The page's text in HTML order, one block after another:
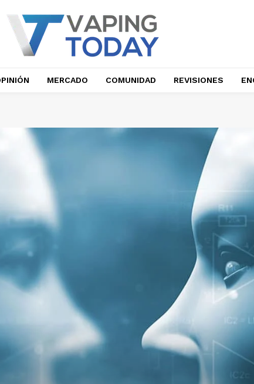
MERCADO COMUNIDAD REVISIONES